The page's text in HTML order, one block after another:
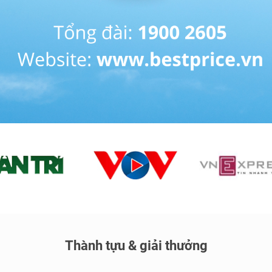
Thành tựu & giải thưởng